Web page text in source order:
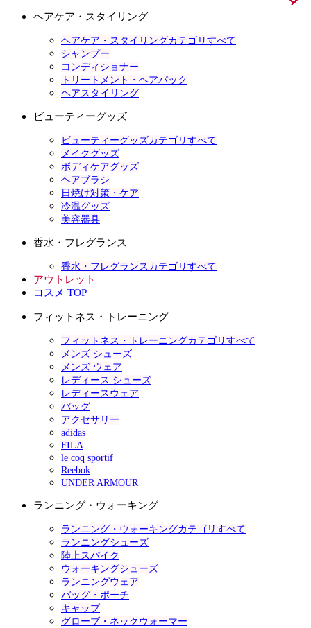
ヘアケア・スタイリング
ヘアケア・スタイリングカテゴリすべて
シャンプー
コンディショナー
トリートメント・ヘアパック
ヘアスタイリング
ビューティーグッズ
ビューティーグッズカテゴリすべて
メイクグッズ
ボディケアグッズ
ヘアブラシ
日焼け対策・ケア
冷温グッズ
美容器具
香水・フレグランス
香水・フレグランスカテゴリすべて
アウトレット
コスメ TOP
フィットネス・トレーニング
フィットネス・トレーニングカテゴリすべて
メンズ シューズ
メンズ ウェア
レディース シューズ
レディースウェア
バッグ
アクセサリー
adidas
FILA
le coq sportif
Reebok
UNDER ARMOUR
ランニング・ウォーキング
ランニング・ウォーキングカテゴリすべて
ランニングシューズ
陸上スパイク
ウォーキングシューズ
ランニングウェア
バッグ・ポーチ
キャップ
グローブ・ネックウォーマー